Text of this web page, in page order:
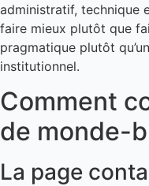
administratif, technique
faire mieux plutôt que
pragmatique plutôt
institutionnel.
Comment
de monde-
La page